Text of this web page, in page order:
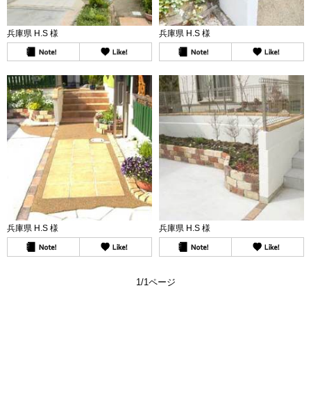
兵庫県 H.S 様 兵庫県 H.S 様
兵庫県 H.S 様 兵庫県 H.S 様
1/1ページ